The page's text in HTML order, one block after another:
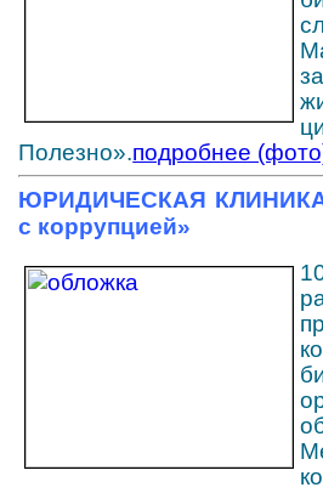
Полезно».подробнее
ЮРИДИЧЕСКАЯ КЛИНИКА
с коррупцией»